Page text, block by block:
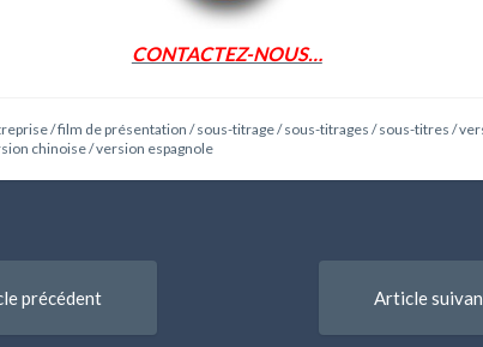
CONTACTEZ-NOUS…
/film de présentation /sous-titrage/sous-titrages /sous-titres /
chinoise/version espagnole
précédent
:
Article